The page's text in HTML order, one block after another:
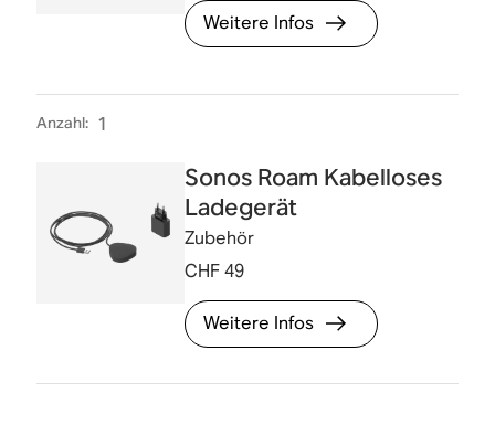
Weitere Infos
Anzahl: 1
Sonos Roam Kabelloses
Ladegerät
Zubehör
CHF 49
Weitere Infos